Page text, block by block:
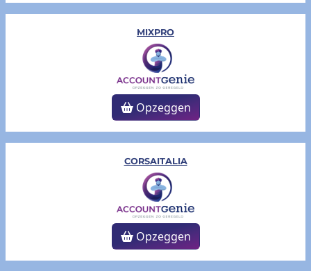
MIXPRO
Opzeggen
CORSAITALIA
Opzeggen